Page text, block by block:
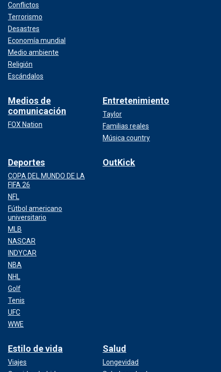
Conflictos
Terrorismo
Desastres
Economía mundial
Medio ambiente
Religión
Escándalos
Medios de
comunicación
FOX Nation
Entretenimiento
Taylor
Familias reales
Música country
Deportes
COPA DEL MUNDO DE LA
FIFA 26
NFL
Fútbol americano
universitario
MLB
NASCAR
INDYCAR
NBA
NHL
Golf
Tenis
UFC
WWE
OutKick
Estilo de vida
Viajes
Salud
Longevidad